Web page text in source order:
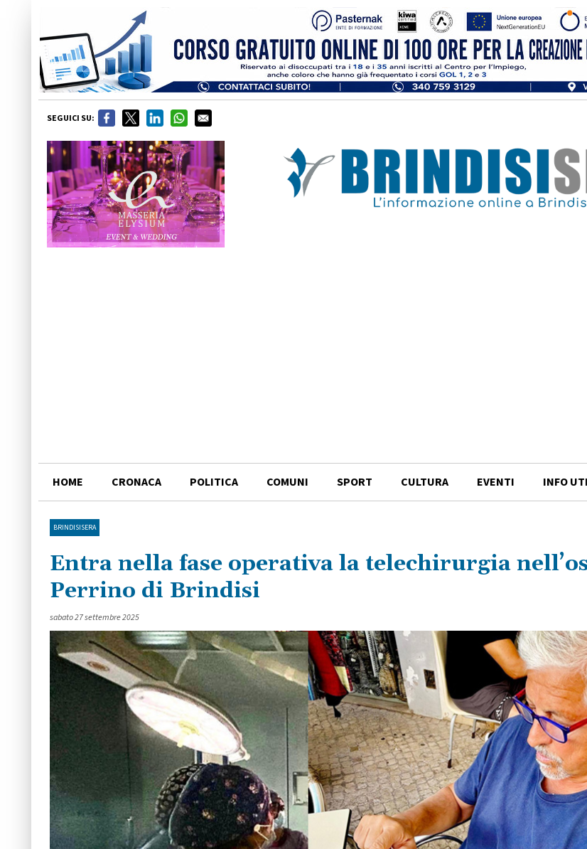
SEGUICI SU:
HOME CRONACA POLITICA COMUNI SPORT CULTURA EVENTI INFO
BRINDISISERA
Entra nella fase operativa la telechirurgia
Perrino di Brindisi
sabato 27 settembre 2025